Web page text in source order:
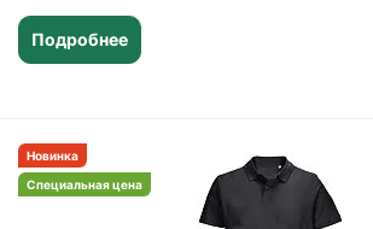
Подробнее
Новинка
Специальная цена